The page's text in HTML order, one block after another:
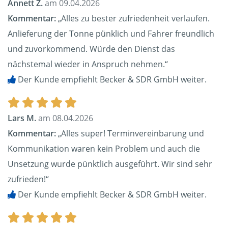
Annett Z.am 09.04.2026
Kommentar:„Alles zu bester zufriedenheit verlaufen.
Anlieferung der Tonne pünklich und Fahrer freundlich
und zuvorkommend. Würde den Dienst das
nächstemal wieder in Anspruch nehmen.“
Der Kunde empfiehlt Becker & SDR GmbH weiter.
Lars M.am 08.04.2026
Kommentar:„Alles super! Terminvereinbarung und
Kommunikation waren kein Problem und auch die
Unsetzung wurde pünktlich ausgeführt. Wir sind sehr
zufrieden!“
Der Kunde empfiehlt Becker & SDR GmbH weiter.